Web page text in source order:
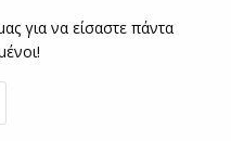
για να είσαστε πάντα